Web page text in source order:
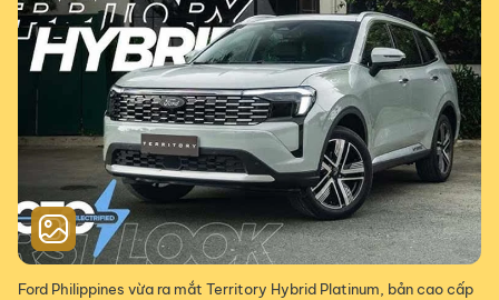
Ford Philippines vừa ra mắt Territory Hybrid Platinum, bản cao cấp